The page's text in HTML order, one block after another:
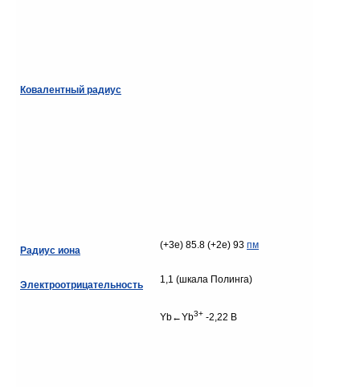
Ковалентный радиус
Радиус иона (+3e) 85.8 (+2e) 93 пм
Электроотрицательность 1,1 (шкала Полинга)
Yb←Yb3+ -2,22 В